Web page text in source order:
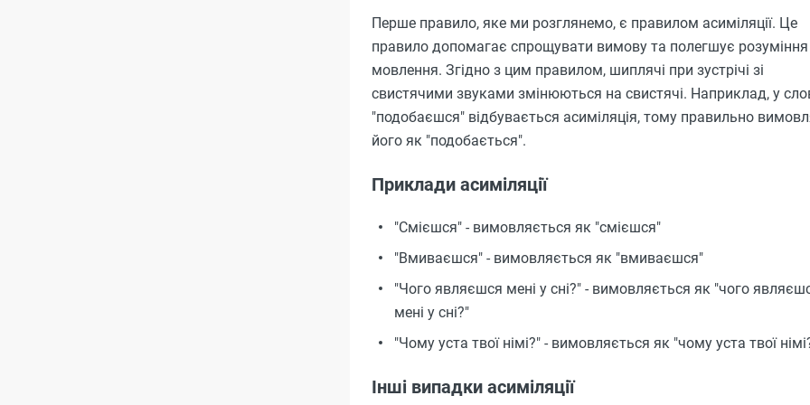
Перше правило, яке ми розглянемо, є правилом асиміляції. Це
правило допомагає спрощувати вимову та полегшує розуміння
мовлення. Згідно з цим правилом, шиплячі при зустрічі зі
свистячими звуками змінюються на свистячі. Наприклад, у
"подобаєшся" відбувається асиміляція, тому правильно
його як "подобається".
Приклади асиміляції
"Смієшся" - вимовляється як "смієшся"
"Вмиваєшся" - вимовляється як "вмиваєшся"
"Чого являєшся мені у сні?" - вимовляється як "чого
мені у сні?"
"Чому уста твої німі?" - вимовляється як "чому уста твої
Інші випадки асиміляції